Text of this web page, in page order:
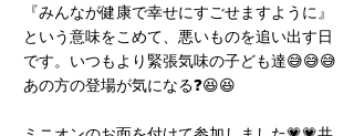
『みんなが健康で幸せにすごせますように』
という意味をこめて、悪いものを追い出す日
です。いつもより緊張気味の子ども達😅😅😅
あの方の登場が気になる❓😆😆